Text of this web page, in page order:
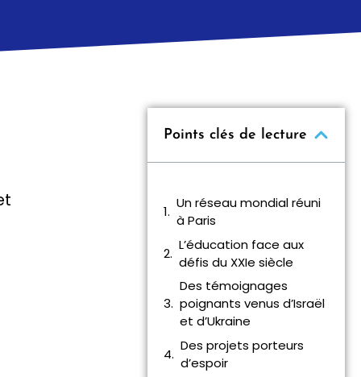
Points clés de lecture
Un réseau mondial réuni
à Paris
L’éducation face aux
défis du XXIe siècle
Des témoignages
poignants venus d’Israël
et d’Ukraine
Des projets porteurs
d’espoir